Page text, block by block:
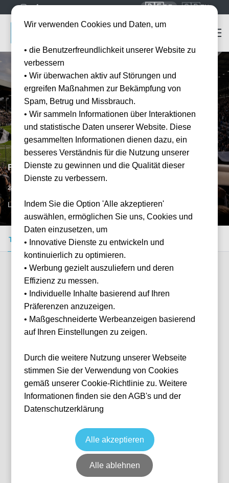
🇩🇪DE 🇬🇧EN
FC Fulham vs AFC Bournemouth
28.11.2026
LON, GB
Tickets kaufen Event-Info FAQ
Verfügbare Kategorien (5)
Putney End - Home Section
15:00
10 verfügbar
Vereinigtes Königreich
Craven Cottage
Ticket(s) + Hotel
Wir verwenden Cookies und Daten, um
• die Benutzerfreundlichkeit unserer Website zu
verbessern
• Wir überwachen aktiv auf Störungen und
ergreifen Maßnahmen zur Bekämpfung von
Spam, Betrug und Missbrauch.
• Wir sammeln Informationen über Interaktionen
und statistische Daten unserer Website. Diese
gesammelten Informationen dienen dazu, ein
besseres Verständnis für die Nutzung unserer
Dienste zu gewinnen und die Qualität dieser
Dienste zu verbessern.
Indem Sie die Option 'Alle akzeptieren'
auswählen, ermöglichen Sie uns, Cookies und
Daten einzusetzen, um
• Innovative Dienste zu entwickeln und
kontinuierlich zu optimieren.
• Werbung gezielt auszuliefern und deren
Effizienz zu messen.
• Individuelle Inhalte basierend auf Ihren
Präferenzen anzuzeigen.
• Maßgeschneiderte Werbeanzeigen basierend
auf Ihren Einstellungen zu zeigen.
Durch die weitere Nutzung unserer Webseite
stimmen Sie der Verwendung von Cookies
gemäß unserer Cookie-Richtlinie zu. Weitere
Informationen finden sie den AGB's und der
Datenschutzerklärung
Alle akzeptieren
Alle ablehnen